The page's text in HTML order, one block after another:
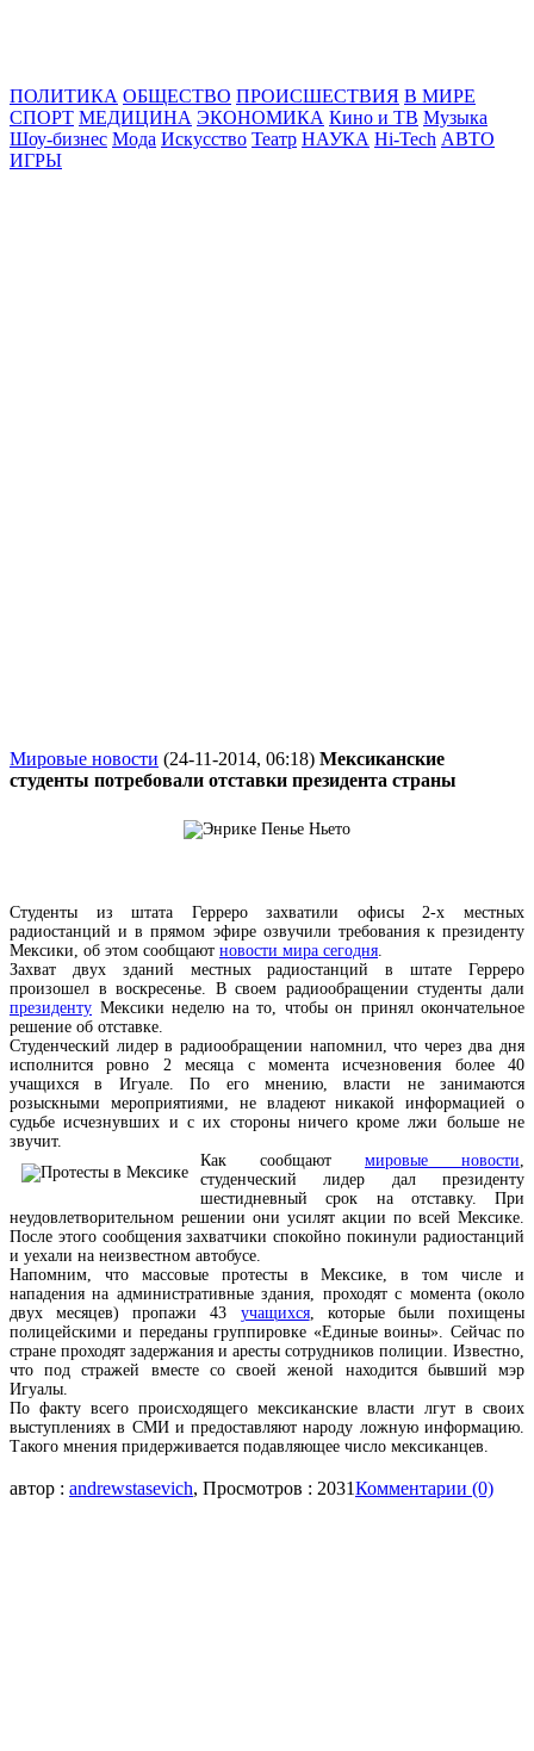
ПОЛИТИКА ОБЩЕСТВО ПРОИСШЕСТВИЯ В МИРЕ
СПОРТ МЕДИЦИНА ЭКОНОМИКА Кино и ТВ Музыка
Шоу-бизнес Мода Искусство Театр НАУКА Hi-Tech АВТО
ИГРЫ
Мировые новости (24-11-2014, 06:18) Мексиканские
студенты потребовали отставки президента страны
Студенты из штата Герреро захватили офисы 2-х местных
радиостанций и в прямом эфире озвучили требования к президенту
Мексики, об этом сообщают новости мира сегодня.
Захват двух зданий местных радиостанций в штате Герреро
произошел в воскресенье. В своем радиообращении студенты дали
президенту Мексики неделю на то, чтобы он принял окончательное
решение об отставке.
Студенческий лидер в радиообращении напомнил, что через два дня
исполнится ровно 2 месяца с момента исчезновения более 40
учащихся в Игуале. По его мнению, власти не занимаются
розыскными мероприятиями, не владеют никакой информацией о
судьбе исчезнувших и с их стороны ничего кроме лжи больше не
звучит.
Как сообщают мировые новости,
студенческий лидер дал президенту
шестидневный срок на отставку. При
неудовлетворительном решении они усилят акции по всей Мексике.
После этого сообщения захватчики спокойно покинули радиостанций
и уехали на неизвестном автобусе.
Напомним, что массовые протесты в Мексике, в том числе и
нападения на административные здания, проходят с момента (около
двух месяцев) пропажи 43 учащихся, которые были похищены
полицейскими и переданы группировке «Единые воины». Сейчас по
стране проходят задержания и аресты сотрудников полиции. Известно,
что под стражей вместе со своей женой находится бывший мэр
Игуалы.
По факту всего происходящего мексиканские власти лгут в своих
выступлениях в СМИ и предоставляют народу ложную информацию.
Такого мнения придерживается подавляющее число мексиканцев.
автор : andrewstasevich, Просмотров : 2031Комментарии (0)